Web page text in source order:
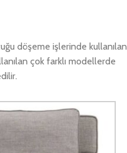
döşeme işlerinde kullanılan
çok farklı modellerde